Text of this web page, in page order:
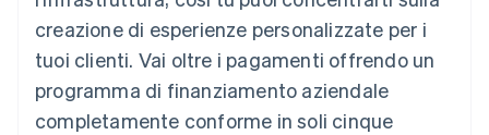
creazione di esperienze personalizzate per i
tuoi clienti. Vai oltre i pagamenti offrendo un
programma di finanziamento aziendale
completamente conforme in soli cinque